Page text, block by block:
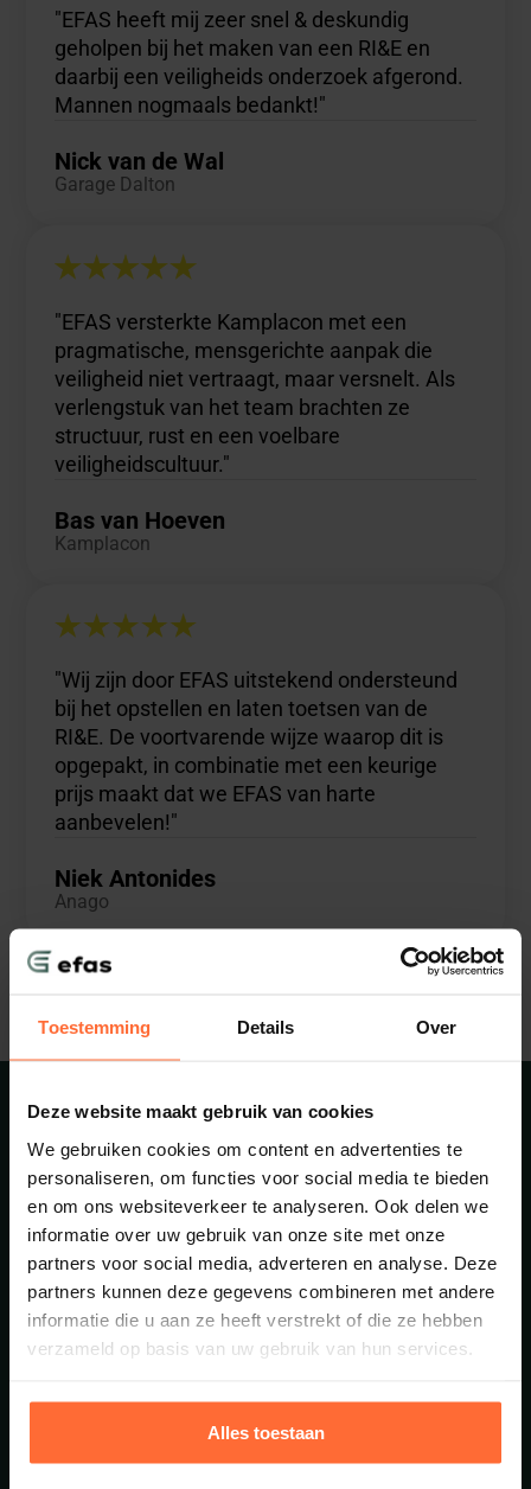
Toestemming Details Over
Deze website maakt gebruik van cookies
We gebruiken cookies om content en advertenties te
personaliseren, om functies voor social media te bieden
en om ons websiteverkeer te analyseren. Ook delen we
informatie over uw gebruik van onze site met onze
partners voor social media, adverteren en analyse. Deze
partners kunnen deze gegevens combineren met andere
informatie die u aan ze heeft verstrekt of die ze hebben
verzameld op basis van uw gebruik van hun services.
Alles toestaan
"EFAS heeft mij zeer snel & deskundig
geholpen bij het maken van een RI&E en
daarbij een veiligheids onderzoek afgerond.
Mannen nogmaals bedankt!"
Nick van de Wal
Garage Dalton
"EFAS versterkte Kamplacon met een
pragmatische, mensgerichte aanpak die
veiligheid niet vertraagt, maar versnelt. Als
verlengstuk van het team brachten ze
structuur, rust en een voelbare
veiligheidscultuur."
Bas van Hoeven
Kamplacon
"Wij zijn door EFAS uitstekend ondersteund
bij het opstellen en laten toetsen van de
RI&E. De voortvarende wijze waarop dit is
opgepakt, in combinatie met een keurige
prijs maakt dat we EFAS van harte
aanbevelen!"
Niek Antonides
Anago
Wat levert een
RI&E concreet
op?
Een actuele risicoanalyse
levert directe voordelen
op. Organisaties ervaren
onder andere:
Zekerheid bij
inspecties en
controles
in
Rapportages die
direct toepasbaar